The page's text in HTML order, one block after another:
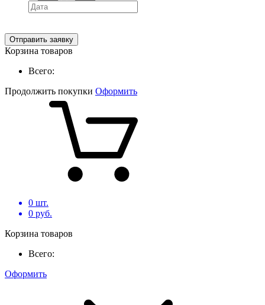
Отправить заявку
Корзина товаров
Всего:
Продолжить покупки Оформить
0 шт.
0 руб.
Корзина товаров
Всего:
Оформить